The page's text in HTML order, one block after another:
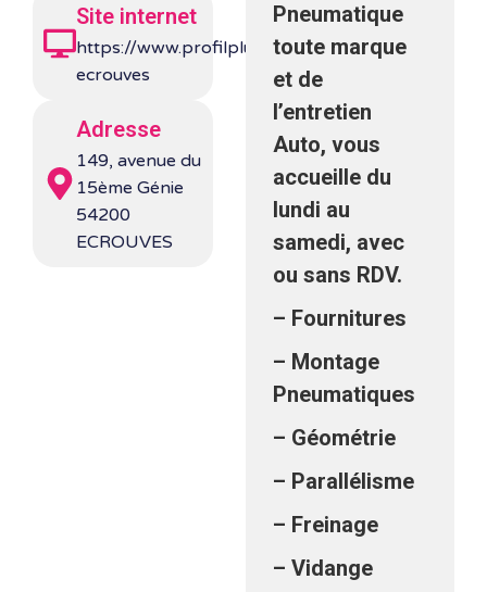
Site internet
https://www.profilplus.fr/agence/226-
ecrouves
Adresse
149, avenue du
15ème Génie
54200
ECROUVES
Pneumatique
toute marque
et de
l’entretien
Auto, vous
accueille du
lundi au
samedi, avec
ou sans RDV.
– Fournitures
– Montage
Pneumatiques
– Géométrie
– Parallélisme
– Freinage
– Vidange